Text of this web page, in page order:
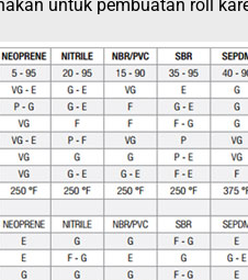
untuk pembuatan roll